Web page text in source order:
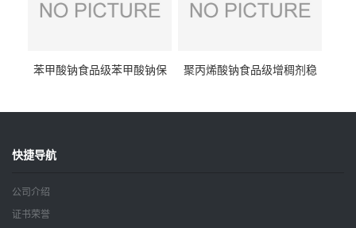
苯甲酸钠食品级苯甲酸钠保
聚丙烯酸钠食品级增稠剂稳
快捷导航
公司介绍
证书荣誉